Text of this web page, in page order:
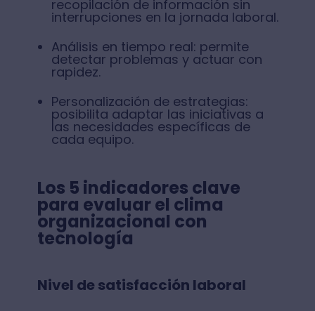
recopilación de información sin
interrupciones en la jornada laboral.
Análisis en tiempo real: permite
detectar problemas y actuar con
rapidez.
Personalización de estrategias:
posibilita adaptar las iniciativas a
las necesidades específicas de
cada equipo.
Los 5 indicadores clave
para evaluar el clima
organizacional con
tecnología
Nivel de satisfacción laboral